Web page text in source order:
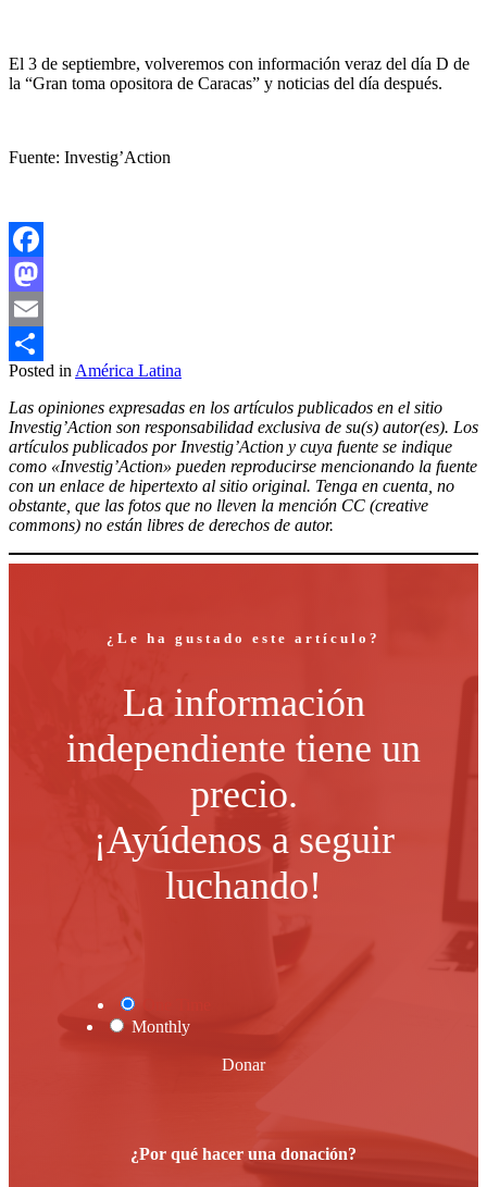
El 3 de septiembre, volveremos con información veraz del día D de
la “Gran toma opositora de Caracas” y noticias del día después.
Fuente: Investig’Action
Facebook
Mastodon
Email
Compartir
Posted in América Latina
Las opiniones expresadas en los artículos publicados en el sitio
Investig’Action son responsabilidad exclusiva de su(s) autor(es). Los
artículos publicados por Investig’Action y cuya fuente se indique
como «Investig’Action» pueden reproducirse mencionando la fuente
con un enlace de hipertexto al sitio original. Tenga en cuenta, no
obstante, que las fotos que no lleven la mención CC (creative
commons) no están libres de derechos de autor.
¿Le ha gustado este artículo?
La información
independiente tiene un
precio.
¡Ayúdenos a seguir
luchando!
Monthly
Donar
¿Por qué hacer una donación?